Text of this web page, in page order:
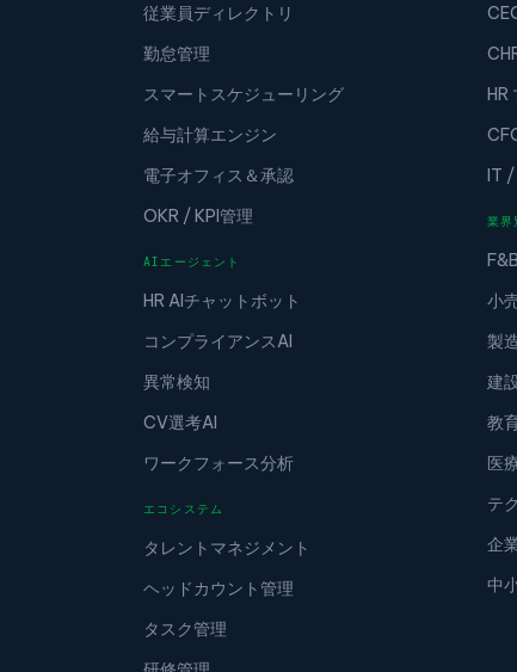
従業員ディレクトリ
勤怠管理
スマートスケジューリング
給与計算エンジン
電子オフィス＆承認
OKR / KPI管理
AIエージェント
HR AIチャットボット
コンプライアンスAI
異常検知
CV選考AI
ワークフォース分析
エコシステム
タレントマネジメント
ヘッドカウント管理
タスク管理
HR
IT /
業界
小
製
建
教
医
テ
企
中